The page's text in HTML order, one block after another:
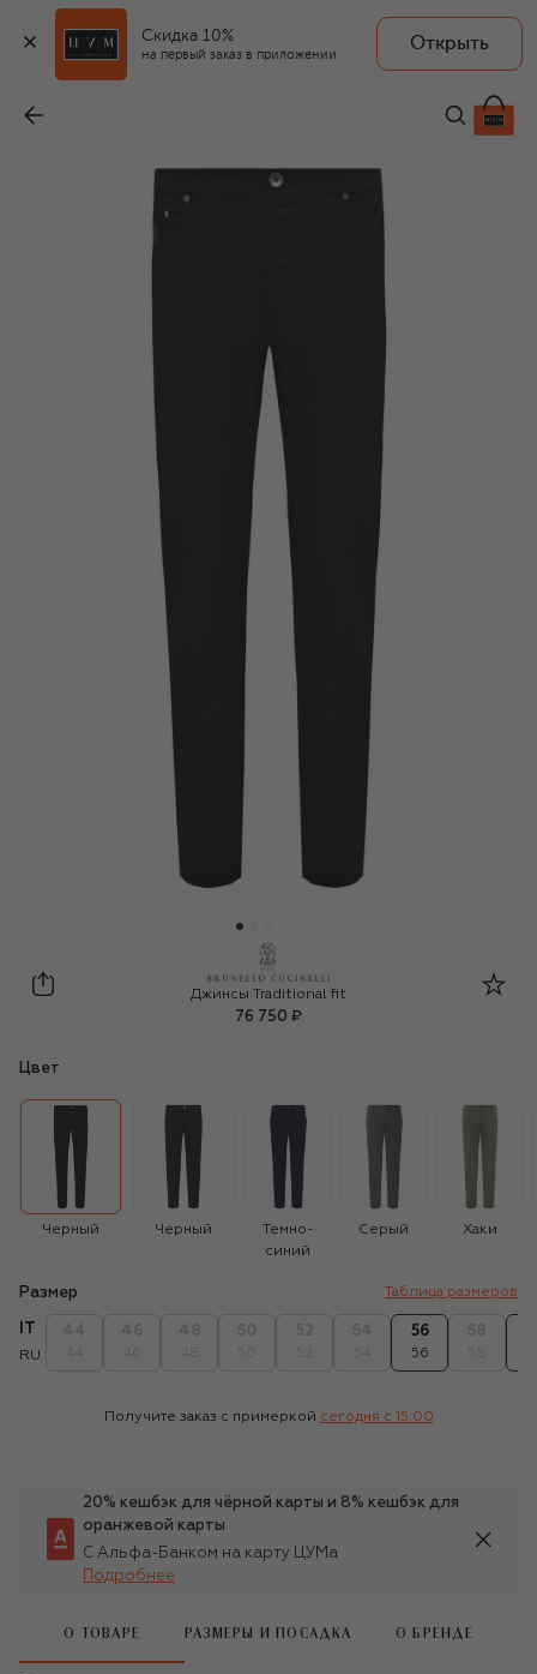
Скидка 10%
на первый заказ в приложении
Открыть
76 750 ₽
Brunello Cucinelli
Джинсы Traditional fit
76 750 ₽
Цвет
Черный Черный
Темно-
синий
Серый Хаки
Размер Таблица размеров
RU
56
56
Получите заказ с примеркой сегодня c 15:00
20% кешбэк для чёрной карты и 8% кешбэк для
оранжевой карты
С Альфа-Банком на карту ЦУМа
Подробнее
О ТОВАРЕ РАЗМЕРЫ И ПОСАДКА О БРЕНДЕ